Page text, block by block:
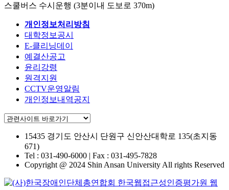
스쿨버스 수시운행 (3분이내 도보로 370m)
개인정보처리방침
대학정보공시
E-클리닝데이
예결산공고
윤리강령
원격지원
CCTV운영알림
개인정보내역공지
15435 경기도 안산시 단원구 신안산대학로 135(초지동
671)
Tel : 031-490-6000 | Fax : 031-495-7828
Copyright @ 2024 Shin Ansan University All rights Reserved